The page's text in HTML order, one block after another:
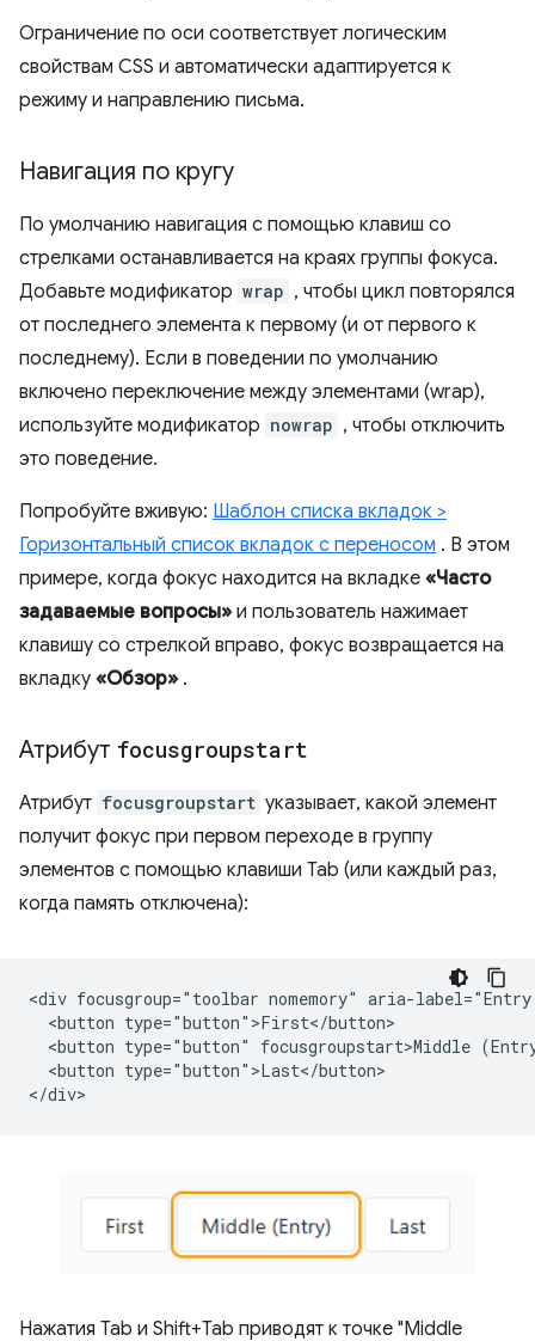
Ограничение по оси соответствует логическим
свойствам CSS и автоматически адаптируется к
режиму и направлению письма.
Навигация по кругу
По умолчанию навигация с помощью клавиш со
стрелками останавливается на краях группы фокуса.
Добавьте модификатор wrap , чтобы цикл повторялся
от последнего элемента к первому (и от первого к
последнему). Если в поведении по умолчанию
включено переключение между элементами (wrap),
используйте модификатор nowrap , чтобы отключить
это поведение.
Попробуйте вживую: Шаблон списка вкладок >
Горизонтальный список вкладок с переносом . В этом
примере, когда фокус находится на вкладке «Часто
задаваемые вопросы» и пользователь нажимает
клавишу со стрелкой вправо, фокус возвращается на
вкладку «Обзор» .
Атрибут focusgroupstart
Атрибут focusgroupstart указывает, какой элемент
получит фокус при первом переходе в группу
элементов с помощью клавиши Tab (или каждый раз,
когда память отключена):
<div focusgroup="toolbar nomemory" aria-
  <button type="button">First</button>
<button type="button" focusgroupstart>Middle
  <button type="button">Last</button>
Нажатия Tab и Shift+Tab приводят к точке "Middle